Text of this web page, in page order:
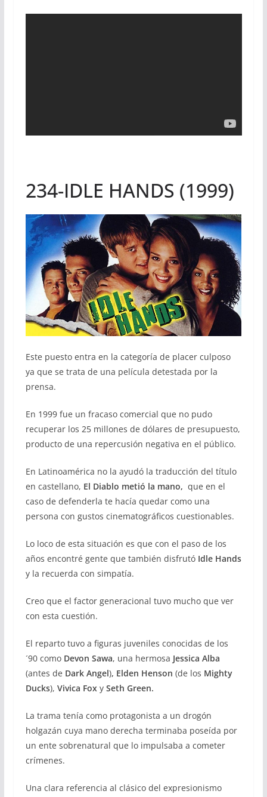
234-IDLE HANDS (1999)
Este puesto entra en la categoría de placer culposo
ya que se trata de una película detestada por la
prensa.
En 1999 fue un fracaso comercial que no pudo
recuperar los 25 millones de dólares de presupuesto,
producto de una repercusión negativa en el público.
En Latinoamérica no la ayudó la traducción del título
en castellano, El Diablo metió la mano, que en el
caso de defenderla te hacía quedar como una
persona con gustos cinematográficos cuestionables.
Lo loco de esta situación es que con el paso de los
años encontré gente que también disfrutóIdle Hands
y la recuerda con simpatía.
Creo que el factor generacional tuvo mucho que ver
con esta cuestión.
El reparto tuvo a figuras juveniles conocidas de los
´90 como Devon Sawa, una hermosa Jessica Alba
(antes de Dark Angel), Elden Henson (de los Mighty
Ducks), Vivica Foxy Seth Green.
La trama tenía como protagonista a un drogón
holgazán cuya mano derecha terminaba poseída por
un ente sobrenatural que lo impulsaba a cometer
crímenes.
Una clara referencia al clásico del expresionismo